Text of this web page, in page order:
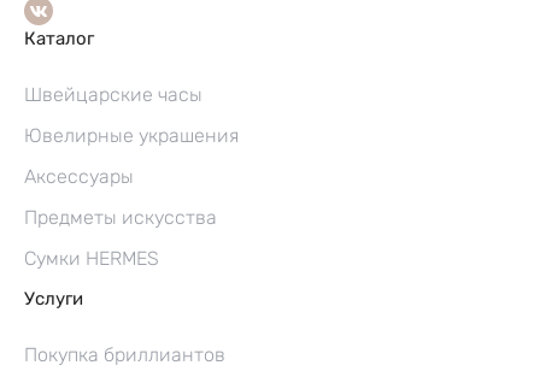
Каталог
Швейцарские часы
Ювелирные украшения
Аксессуары
Предметы искусства
Сумки HERMES
Услуги
Покупка бриллиантов